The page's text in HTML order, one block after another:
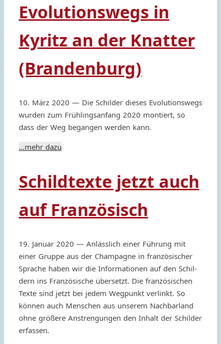
Evolutionswegs in
Kyritz an der Knatter
(Brandenburg)
10. März 2020 — Die Schil­der dieses Evolu­tion­swegs
wurden zum Früh­ling­san­fang 2020 montiert, so
dass der Weg began­gen werden kann.
…mehr dazu
Schildtexte jetzt auch
auf Französisch
19. Januar 2020 — Anläs­slich einer Führung mit
einer Gruppe aus der Cham­pa­gne in fran­zösi­scher
Spra­che haben wir die Infor­ma­tio­nen auf den Schil­
dern ins Fran­zösi­sche über­setzt. Die fran­zösi­schen
Texte sind jetzt bei jedem Wegpunkt verlinkt. So
können auch Menschen aus unse­rem Nachbar­land
ohne größere Anstren­gun­gen den Inhalt der Schil­der
erfassen.